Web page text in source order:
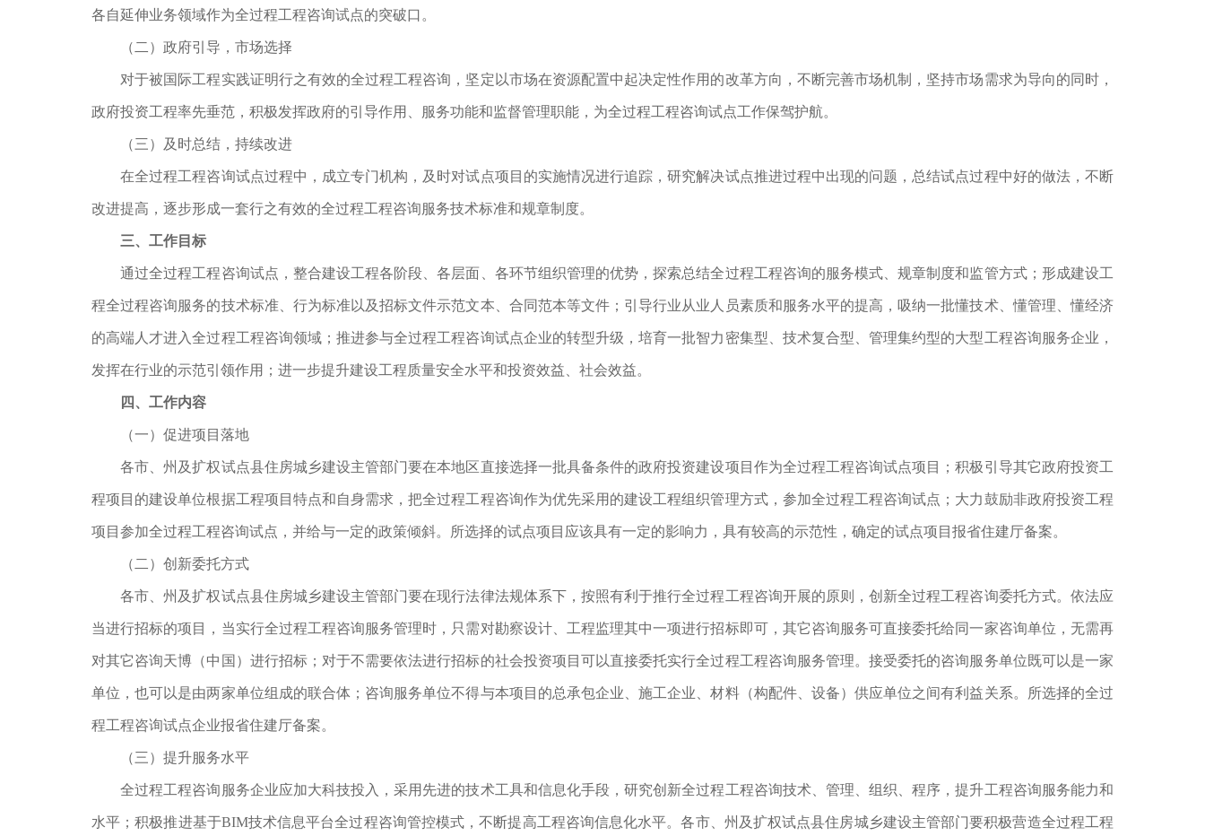
各自延伸业务领域作为全过程工程咨询试点的突破口。
（二）政府引导，市场选择
对于被国际工程实践证明行之有效的全过程工程咨询，坚定以市场在资源配置中起决定性作用的改革方向，不断完善市场机制，坚持市场需求为导向的同时，
政府投资工程率先垂范，积极发挥政府的引导作用、服务功能和监督管理职能，为全过程工程咨询试点工作保驾护航。
（三）及时总结，持续改进
在全过程工程咨询试点过程中，成立专门机构，及时对试点项目的实施情况进行追踪，研究解决试点推进过程中出现的问题，总结试点过程中好的做法，不断
改进提高，逐步形成一套行之有效的全过程工程咨询服务技术标准和规章制度。
三、工作目标
通过全过程工程咨询试点，整合建设工程各阶段、各层面、各环节组织管理的优势，探索总结全过程工程咨询的服务模式、规章制度和监管方式；形成建设工
程全过程咨询服务的技术标准、行为标准以及招标文件示范文本、合同范本等文件；引导行业从业人员素质和服务水平的提高，吸纳一批懂技术、懂管理、懂经济
的高端人才进入全过程工程咨询领域；推进参与全过程工程咨询试点企业的转型升级，培育一批智力密集型、技术复合型、管理集约型的大型工程咨询服务企业，
发挥在行业的示范引领作用；进一步提升建设工程质量安全水平和投资效益、社会效益。
四、工作内容
（一）促进项目落地
各市、州及扩权试点县住房城乡建设主管部门要在本地区直接选择一批具备条件的政府投资建设项目作为全过程工程咨询试点项目；积极引导其它政府投资工
程项目的建设单位根据工程项目特点和自身需求，把全过程工程咨询作为优先采用的建设工程组织管理方式，参加全过程工程咨询试点；大力鼓励非政府投资工程
项目参加全过程工程咨询试点，并给与一定的政策倾斜。所选择的试点项目应该具有一定的影响力，具有较高的示范性，确定的试点项目报省住建厅备案。
（二）创新委托方式
各市、州及扩权试点县住房城乡建设主管部门要在现行法律法规体系下，按照有利于推行全过程工程咨询开展的原则，创新全过程工程咨询委托方式。依法应
当进行招标的项目，当实行全过程工程咨询服务管理时，只需对勘察设计、工程监理其中一项进行招标即可，其它咨询服务可直接委托给同一家咨询单位，无需再
对其它咨询天博（中国）进行招标；对于不需要依法进行招标的社会投资项目可以直接委托实行全过程工程咨询服务管理。接受委托的咨询服务单位既可以是一家
单位，也可以是由两家单位组成的联合体；咨询服务单位不得与本项目的总承包企业、施工企业、材料（构配件、设备）供应单位之间有利益关系。所选择的全过
程工程咨询试点企业报省住建厅备案。
（三）提升服务水平
全过程工程咨询服务企业应加大科技投入，采用先进的技术工具和信息化手段，研究创新全过程工程咨询技术、管理、组织、程序，提升工程咨询服务能力和
水平；积极推进基于BIM技术信息平台全过程咨询管控模式，不断提高工程咨询信息化水平。各市、州及扩权试点县住房城乡建设主管部门要积极营造全过程工程